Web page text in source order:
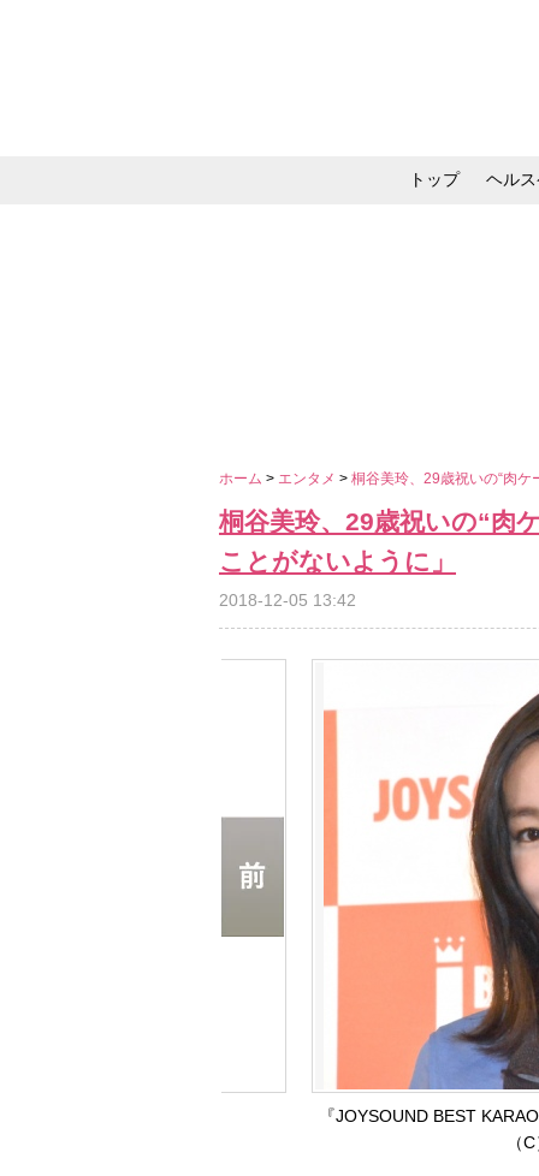
トップ ヘル
ホーム > エンタメ > 桐谷美玲、29歳祝いの“肉
桐谷美玲、29歳祝いの“肉
ことがないように」
2018-12-05 13:42
『JOYSOUND BEST
（